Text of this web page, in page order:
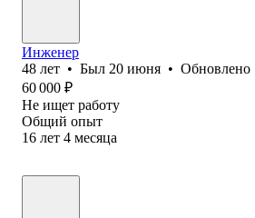
Инженер
48 лет • Был 20 июня • Обновлено
60 000 ₽
Не ищет работу
Общий опыт
16 лет 4 месяца